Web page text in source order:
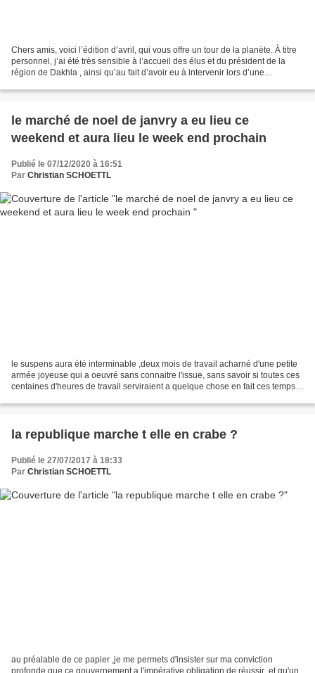
Chers amis, voici l’édition d’avril, qui vous offre un tour de la planète. À titre
personnel, j’ai été très sensible à l’accueil des élus et du président de la
région de Dakhla , ainsi qu’au fait d’avoir eu à intervenir lors d’une
le marché de noel de janvry a eu lieu ce
weekend et aura lieu le week end prochain
Publié le 07/12/2020 à 16:51
Par Christian SCHOETTL
le suspens aura été interminable ,deux mois de travail acharné d'une petite
armée joyeuse qui a oeuvré sans connaitre l'issue, sans savoir si toutes ces
centaines d'heures de travail serviraient a quelque chose en fait ces temps
la republique marche t elle en crabe ?
Publié le 27/07/2017 à 18:33
Par Christian SCHOETTL
au préalable de ce papier ,je me permets d'insister sur ma conviction
profonde que ce gouvernement a l'impérative obligation de réussir ,et qu'un